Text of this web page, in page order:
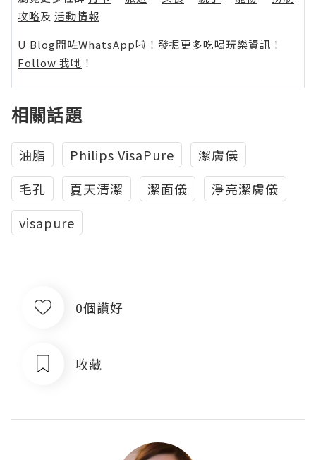
攻略及 活動情報
U Blog開咗WhatsApp啦！發掘更多吃喝玩樂資訊！
Follow 我哋 ！
相關話題
油脂 Philips VisaPure
潔膚儀
毛孔
夏天清潔 潔面儀
淨亮潔膚儀
visapure
0個讚好
收藏